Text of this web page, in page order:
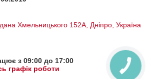
Хмельницького 152А, Дніпро, Україна
з 09:00 до 17:00
графік роботи
КНОПКА
ЗВ'ЯЗКУ